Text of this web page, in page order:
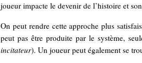
joueur impacte le devenir de l’histoire et
On peut rendre cette approche plus
peut pas être produite par le système,
incitateur). Un joueur peut également se